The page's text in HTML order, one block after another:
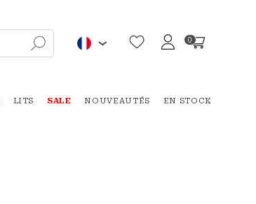
0
LITS SALE NOUVEAUTÉS EN STOCK